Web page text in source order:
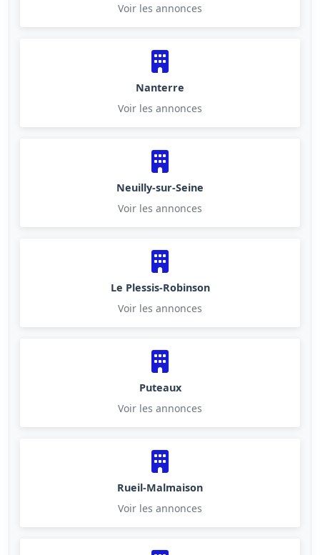
Voir les annonces
Nanterre
Voir les annonces
Neuilly-sur-Seine
Voir les annonces
Le Plessis-Robinson
Voir les annonces
Puteaux
Voir les annonces
Rueil-Malmaison
Voir les annonces